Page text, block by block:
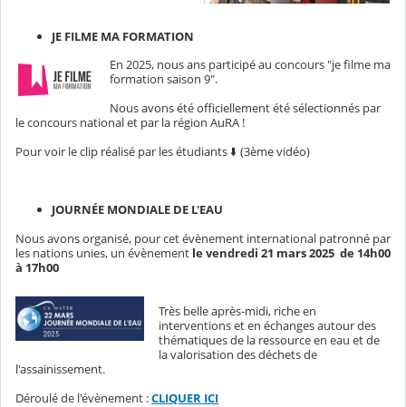
JE FILME MA FORMATION
En 2025, nous ans participé au concours "je filme ma
formation saison 9".
Nous avons été officiellement été sélectionnés par
le concours national et par la région AuRA !
Pour voir le clip réalisé par les étudiants ⬇️ (3ème vidéo)
JOURNÉE MONDIALE DE L'EAU
Nous avons organisé, pour cet évènement international patronné par
les nations unies, un évènement le vendredi 21 mars 2025 de 14h00
à 17h00
Très belle après-midi, riche en
interventions et en échanges autour des
thématiques de la ressource en eau et de
la valorisation des déchets de
l'assainissement.
Déroulé de l'évènement :CLIQUER ICI